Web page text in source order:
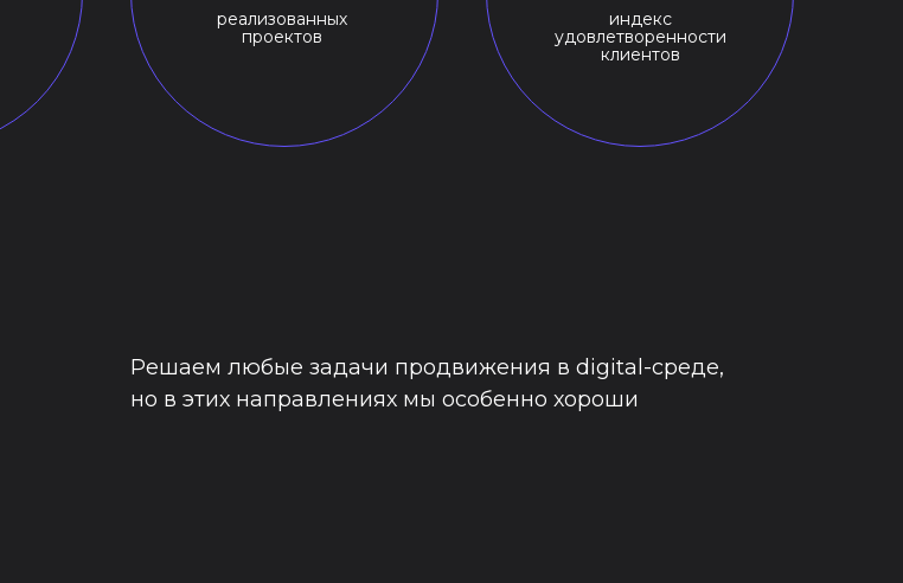
реализованных
проектов
индекс
удовлетворенности
клиентов
Решаем любые задачи продвижения в digital-среде,
но в этих направлениях мы особенно хороши